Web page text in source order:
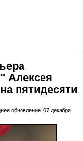
Алексея
пятидесяти
обновление: 07 декабря